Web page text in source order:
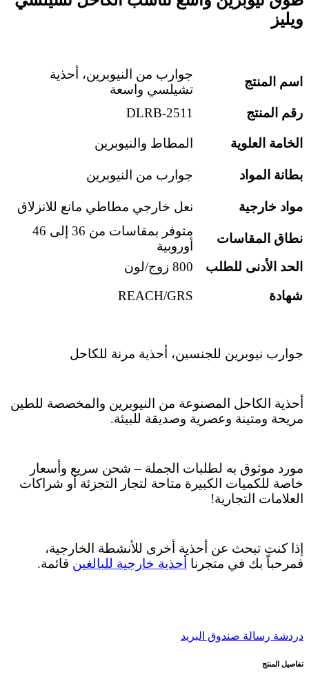
ويليز
اسم المنتج
جوارب من النيوبرين، أحذية
تشيلسي واسعة
رقم المنتج
DLRB-2511
الخامة العلوية المطاط والنيوبرين
بطانة المواد جوارب من النيوبرين
مواد خارجية نعل خارجي مطاطي مانع للانزلاق
نطاق المقاسات
متوفر بمقاسات من 36 إلى 46
أوروبية
الحد الأدنى للطلب
800 زوج/لون
شهادة
REACH/GRS
جوارب نيوبرين للجنسين، أحذية مرنة للكاحل
أحذية الكاحل المصنوعة من النيوبرين والمخصصة للطين
مريحة ومتينة وعصرية وصديقة للبيئة.
مورد موثوق به لطلبات الجملة – شحن سريع وأسعار
خاصة للكميات الكبيرة متاحة لتجار التجزئة أو شراكات
العلامات التجارية!
إذا كنت تبحث عن أحذية أخرى للأنشطة الخارجية،
فمرحباً بك في متجرنا أحذية خارجية للبالغين قائمة.
دردشة رسالة صندوق البريد
تفاصيل المنتج